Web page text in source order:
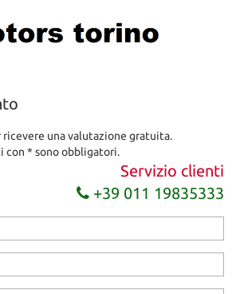
una valutazione gratuita.
con * sono obbligatori.
Servizio clienti
+39 011 19835333